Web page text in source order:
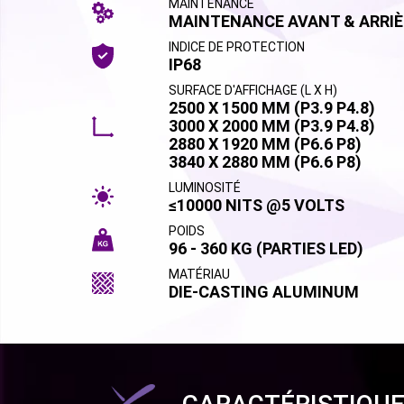
MAINTENANCE
MAINTENANCE AVANT &
INDICE DE PROTECTION
IP68
SURFACE D'AFFICHAGE (L X H)
2500 X 1500 MM (P3.9 P4.8)
3000 X 2000 MM (P3.9 P4.8)
2880 X 1920 MM (P6.6 P8)
3840 X 2880 MM (P6.6 P8)
LUMINOSITÉ
≤10000 NITS @5 VOLTS
POIDS
96 - 360 KG (PARTIES LED)
MATÉRIAU
DIE-CASTING ALUMINUM